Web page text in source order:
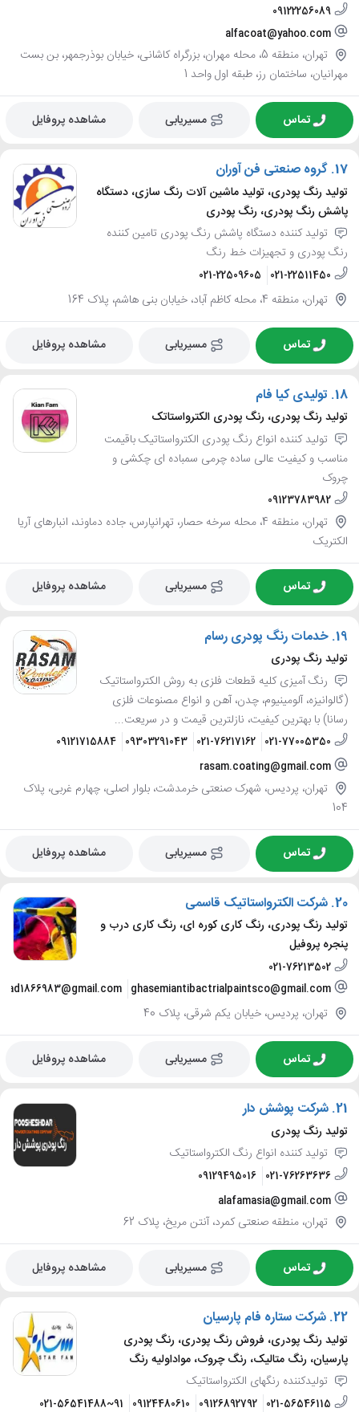
09122256089
alfacoat@yahoo.com
تهران، منطقه 5، محله مهران، بزرگراه کاشانی، خیابان بوذرجمهر، بن بست
مهرانیان، ساختمان رز، طبقه اول واحد 1
تماس مسیریابی مشاهده پروفایل
17. گروه صنعتی فن آوران
تولید رنگ پودری، تولید ماشین آلات رنگ سازی، دستگاه
پاشش رنگ پودری، رنگ پودری
تولید کننده دستگاه پاشش رنگ پودری تامین کننده
رنگ پودری و تجهیزات خط رنگ
021-22511450
021-22509605
تهران، منطقه 4، محله کاظم آباد، خیابان بنی هاشم، پلاک 164
تماس مسیریابی مشاهده پروفایل
18. تولیدی کیا فام
تولید رنگ پودری، رنگ پودری الکترواستاتک
تولید کننده انواع رنگ پودری الکترواستاتیک باقیمت
مناسب و کیفیت عالی ساده چرمی سمباده ای چکشی و
چروک
09123783982
تهران، منطقه 4، محله سرخه حصار، تهرانپارس، جاده دماوند، انبارهای آریا
الکتریک
تماس مسیریابی مشاهده پروفایل
19. خدمات رنگ پودری رسام
تولید رنگ پودری
رنگ آمیزی کلیه قطعات فلزی به روش الکترواستاتیک
(گالوانیزه، آلومینیوم، چدن، آهن و انواع مصنوعات فلزی
رسانا) با بهترین کیفیت، نازلترین قیمت و در سریعت...
021-77005350
021-76217162
09303291043
09121715884
rasam.coating@gmail.com
تهران، پردیس، شهرک صنعتی خرمدشت، بلوار اصلی، چهارم غربی، پلاک
104
تماس مسیریابی مشاهده پروفایل
20. شرکت الکترواستاتیک قاسمی
تولید رنگ پودری، رنگ کاری کوره ای، رنگ کاری درب و
پنجره پروفیل
021-76213502
ghasemiantibactrialpaintsco@gmail.com
تهران، پردیس، خیابان یکم شرقی، پلاک 40
تماس مسیریابی مشاهده پروفایل
21. شرکت پوشش دار
تولید رنگ پودری
تولید کننده انواع رنگ الکترواستاتیک
021-76263636
09129495016
alafamasia@gmail.com
تهران، منطقه صنعتی کمرد، آنتن مریخ، پلاک 62
تماس مسیریابی مشاهده پروفایل
22. شرکت ستاره فام پارسیان
تولید رنگ پودری، فروش رنگ پودری، رنگ پودری
پارسیان، رنگ متالیک، رنگ چروک، مواداولیه رنگ
تولیدکننده رنگهای الکترواستاتیک
021-56546115
09126892792
09124480610
021-56541488~91